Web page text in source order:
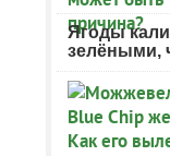
Ягоды
зелёными,